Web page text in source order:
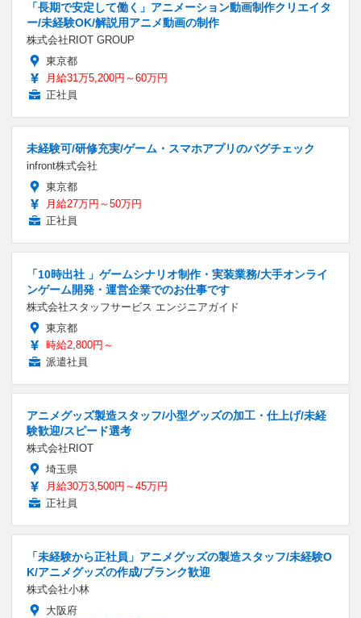
「長期で安定して働く」アニメーション動画制作クリエイタ
ー/未経験OK/解説用アニメ動画の制作
株式会社RIOT GROUP
東京都
月給31万5,200円～60万円
正社員
未経験可/研修充実/ゲーム・スマホアプリのバグチェック
infront株式会社
東京都
月給27万円～50万円
正社員
「10時出社 」ゲームシナリオ制作・実装業務/大手オンライ
ンゲーム開発・運営企業でのお仕事です
株式会社スタッフサービス エンジニアガイド
東京都
時給2,800円～
派遣社員
アニメグッズ製造スタッフ/小型グッズの加工・仕上げ/未経
験歓迎/スピード選考
株式会社RIOT
埼玉県
月給30万3,500円～45万円
正社員
「未経験から正社員」アニメグッズの製造スタッフ/未経験O
K/アニメグッズの作成/ブランク歓迎
株式会社小林
大阪府